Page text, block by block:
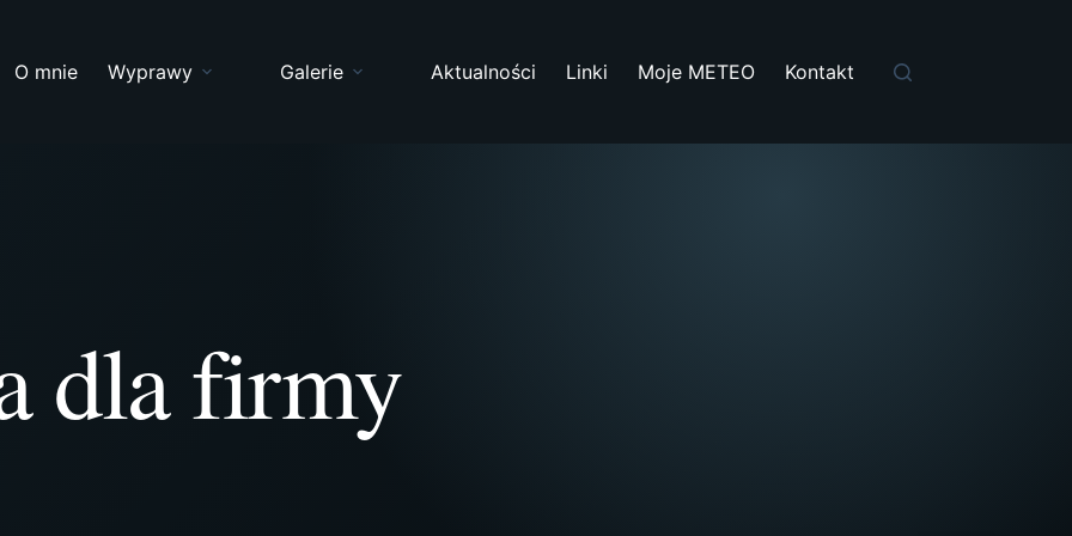
O mnie Wyprawy Galerie Aktualności Linki Moje METEO Kontakt
dla firmy